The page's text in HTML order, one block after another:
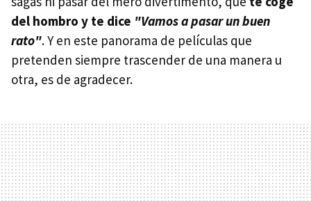
del hombro y te dice "Vamos a pasar un buen
rato". Y en este panorama de películas que
pretenden siempre trascender de una manera u
otra, es de agradecer.